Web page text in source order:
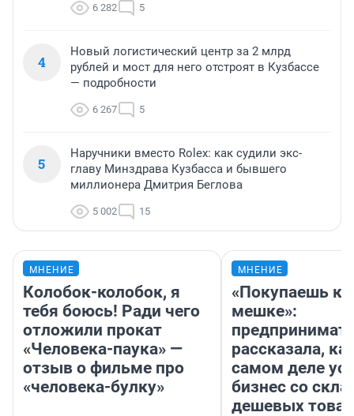
6 282 5
4
Новый логистический центр за 2 млрд
рублей и мост для него отстроят в Кузбассе
— подробности
6 267 5
5
Наручники вместо Rolex: как судили экс-
главу Минздрава Кузбасса и бывшего
миллионера Дмитрия Беглова
5 002 15
МНЕНИЕ
Колобок-колобок, я
тебя боюсь! Ради чего
отложили прокат
«Человека-паука» —
отзыв о фильме про
«человека-булку»
МНЕНИЕ
«Покупаешь
мешке»:
рассказала,
самом деле
бизнес со
дешевых